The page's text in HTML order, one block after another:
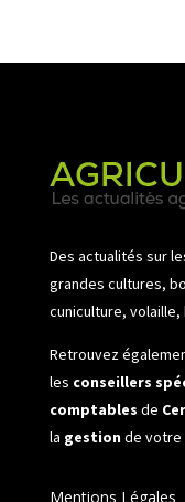
Des actualités sur
grandes cultures,
cuniculture,
Retrouvez
les conseillers
comptables de
la gestionde votre
Mentions Légales